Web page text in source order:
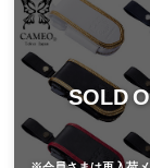
SOLD